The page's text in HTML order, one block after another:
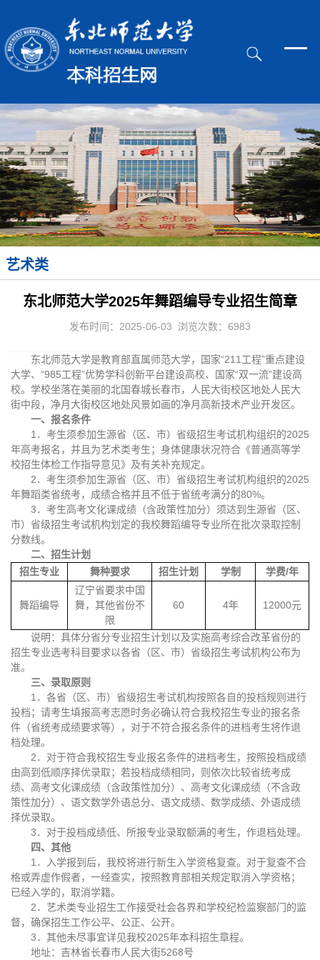
艺术类
东北师范大学2025年舞蹈编导专业招生简章
发布时间：2025-06-03 浏览次数： 6983
东北师范大学是教育部直属师范大学，国家“211工程”重点建设
大学、“985工程”优势学科创新平台建设高校、国家“双一流”建设高
校。学校坐落在美丽的北国春城长春市，人民大街校区地处人民大
街中段，净月大街校区地处风景如画的净月高新技术产业开发区。
一、报名条件
1．考生须参加生源省（区、市）省级招生考试机构组织的2025
年高考报名，并且为艺术类考生；身体健康状况符合《普通高等学
校招生体检工作指导意见》及有关补充规定。
2．考生须参加生源省（区、市）省级招生考试机构组织的2025
年舞蹈类省统考，成绩合格并且不低于省统考满分的80%。
3．考生高考文化课成绩（含政策性加分）须达到生源省（区、
市）省级招生考试机构划定的我校舞蹈编导专业所在批次录取控制
分数线。
二、招生计划
招生专业
舞种要求 招生计划 学制 学费/年
舞蹈编导
辽宁省要求中国
舞，其他省份不
限
60 4年 12000元
说明：具体分省分专业招生计划以及实施高考综合改革省份的
招生专业选考科目要求以各省（区、市）省级招生考试机构公布为
准。
三、录取原则
1．各省（区、市）省级招生考试机构按照各自的投档规则进行
投档；请考生填报高考志愿时务必确认符合我校招生专业的报名条
件（省统考成绩要求等），对于不符合报名条件的进档考生将作退
档处理。
2．对于符合我校招生专业报名条件的进档考生，按照投档成绩
由高到低顺序择优录取；若投档成绩相同，则依次比较省统考成
绩、高考文化课成绩（含政策性加分）、高考文化课成绩（不含政
策性加分）、语文数学外语总分、语文成绩、数学成绩、外语成绩
择优录取。
3．对于投档成绩低、所报专业录取额满的考生，作退档处理。
四、其他
1．入学报到后，我校将进行新生入学资格复查。对于复查不合
格或弄虚作假者，一经查实，按照教育部相关规定取消入学资格；
已经入学的，取消学籍。
2．艺术类专业招生工作接受社会各界和学校纪检监察部门的监
督，确保招生工作公平、公正、公开。
3．其他未尽事宜详见我校2025年本科招生章程。
地址：吉林省长春市人民大街5268号